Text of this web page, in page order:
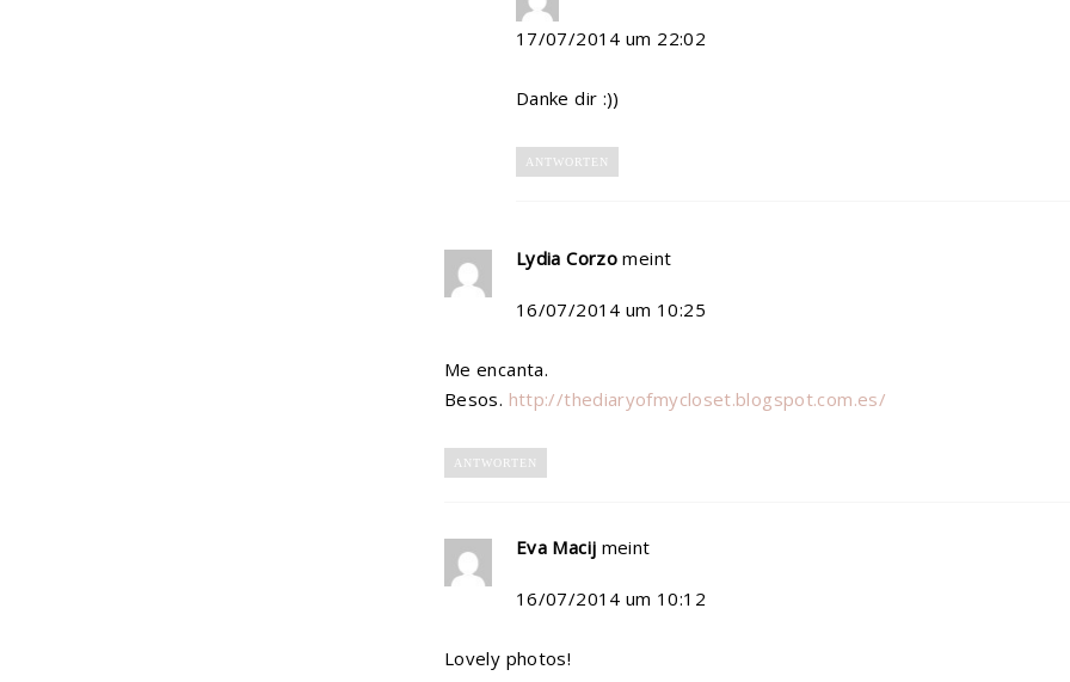
17/07/2014 um 22:02
Danke dir :))
ANTWORTEN
Lydia Corzo meint
16/07/2014 um 10:25
Me encanta.
Besos. http://thediaryofmycloset.blogspot.com.es/
ANTWORTEN
Eva Macij meint
16/07/2014 um 10:12
Lovely photos!